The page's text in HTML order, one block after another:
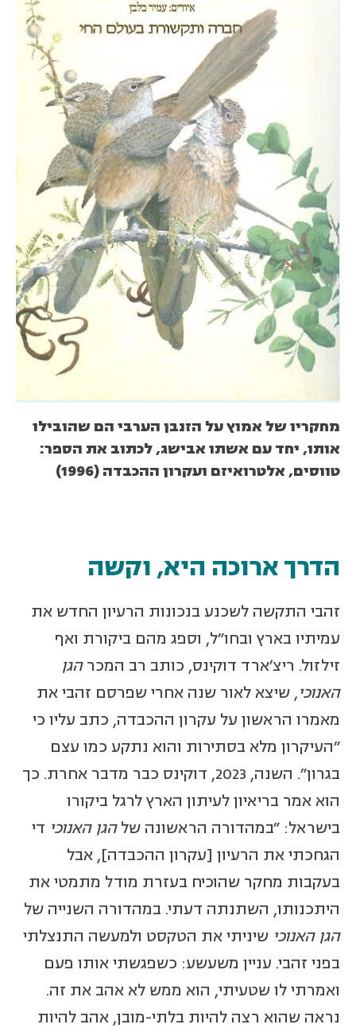
מחקריו של אמוץ על הזנבן הערבי הם שהובילו
אותו, יחד עם אשתו אבישג, לכתוב את הספר:
טווסים, אלטרואיזם ועקרון ההכבדה (1996)
הדרך ארוכה היא, וקשה
זהבי התקשה לשכנע בנכונות הרעיון החדש את
עמיתיו בארץ ובחו"ל, וספג מהם ביקורת ואף
זילזול. ריצ'ארד דוקינס, כותב רב המכרהגן
האנוכי, שיצא לאור שנה אחרי שפרסם זהבי את
מאמרו הראשון על עקרון ההכבדה, כתב עליו כי
"העיקרון מלא בסתירות והוא נתקע כמו עצם
בגרון". השנה, 2023, דוקינס כבר מדבר אחרת. כך
הוא אמר בריאיון לעיתון הארץ לרגל ביקורו
בישראל: "במהדורה הראשונה שלהגן האנוכי די
הגחכתי את הרעיון [עקרון ההכבדה], אבל
בעקבות מחקר שהוכיח בעזרת מודל מתמטי את
היתכנותו, השתנתה דעתי. במהדורה השנייה של
הגן האנוכי שיניתי את הטקסט ולמעשה התנצלתי
בפני זהבי. עניין משעשע: כשפגשתי אותו פעם
ואמרתי לו שטעיתי, הוא ממש לא אהב את זה.
נראה שהוא רצה להיות בלתי-מובן, אהב להיות